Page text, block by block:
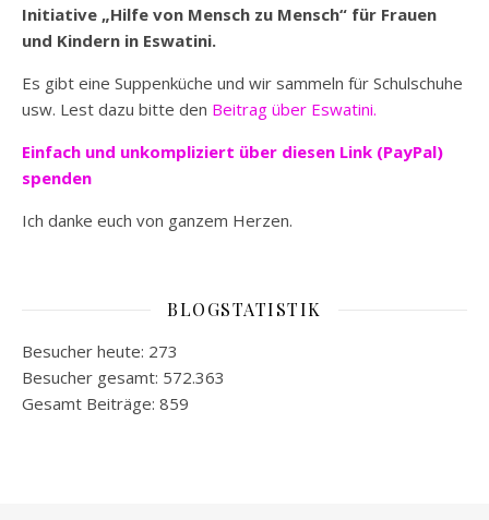
Initiative „Hilfe von Mensch zu Mensch“ für Frauen
und Kindern in Eswatini.
Es gibt eine Suppenküche und wir sammeln für Schulschuhe
usw. Lest dazu bitte den Beitrag über Eswatini.
Einfach und unkompliziert über diesen Link (PayPal)
spenden
Ich danke euch von ganzem Herzen.
BLOGSTATISTIK
Besucher heute: 273
Besucher gesamt: 572.363
Gesamt Beiträge: 859